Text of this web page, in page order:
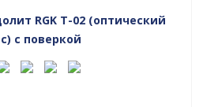
RGK T-02 (оптический
с поверкой